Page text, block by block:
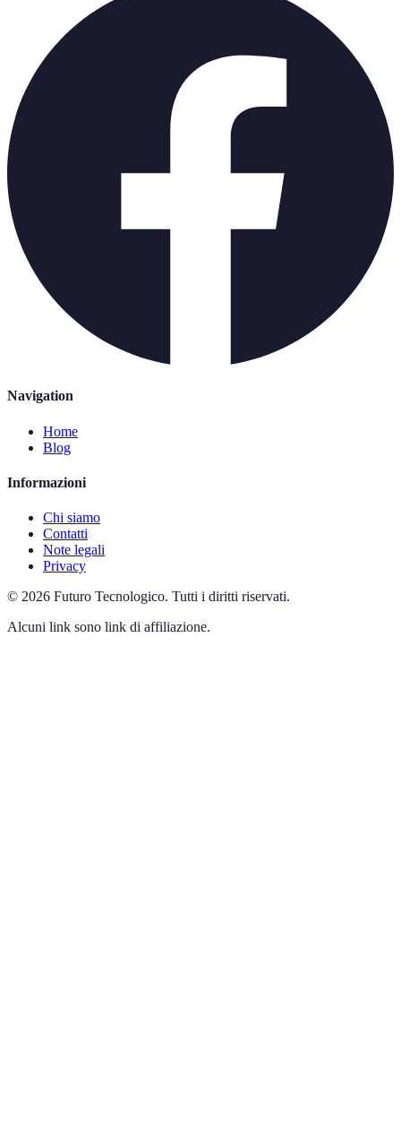
Navigation
Home
Blog
Informazioni
Chi siamo
Contatti
Note legali
Privacy
© 2026 Futuro Tecnologico. Tutti i diritti riservati.
Alcuni link sono link di affiliazione.